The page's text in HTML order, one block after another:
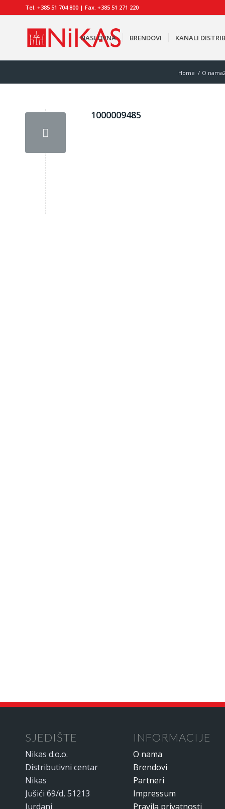
Tel. +385 51 704 800 | Fax. +385 51 271 220
NASLOVNA BRENDOVI KANALI
Home / O
1000009485
SJEDIŠTE
Nikas d.o.o.
Distributivni centar
Nikas
Jušići 69/d, 51213
Jurdani
INFORMACIJE
O nama
Brendovi
Partneri
Impressum
Pravila privatnosti